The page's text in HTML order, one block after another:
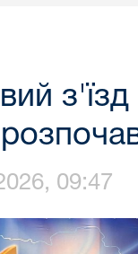
з'їзд
09:47